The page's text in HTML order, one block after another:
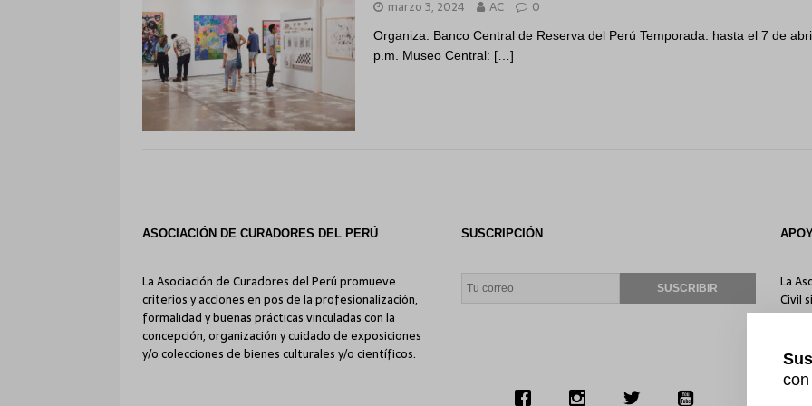
marzo 3, 2024 AC 0
Organiza: Banco Central de Reserva del Perú Temporada: hasta el 7 de
p.m. Museo Central: […]
ASOCIACIÓN DE CURADORES DEL PERÚ
La Asociación de Curadores del Perú promueve
criterios y acciones en pos de la profesionalización,
formalidad y buenas prácticas vinculadas con la
concepción, organización y cuidado de exposiciones
y/o colecciones de bienes culturales y/o científicos.
SUSCRIPCIÓN
La
Civil